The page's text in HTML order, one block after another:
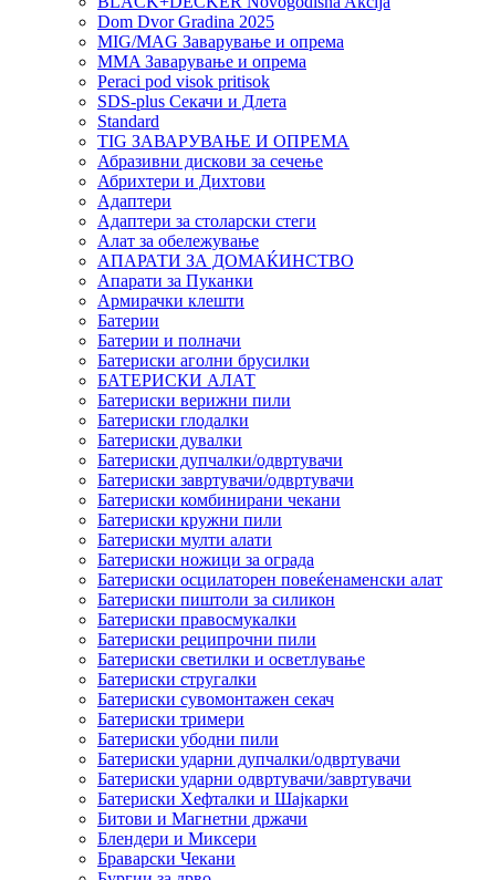
Dom Dvor Gradina 2025
MIG/MAG Заварување и опрема
MMA Заварување и опрема
Peraci pod visok pritisok
SDS-plus Секачи и Длета
Standard
TIG ЗАВАРУВАЊЕ И ОПРЕМА
Абразивни дискови за сечење
Абрихтери и Дихтови
Адаптери
Адаптери за столарски стеги
Алат за обележување
АПАРАТИ ЗА ДОМАЌИНСТВО
Апарати за Пуканки
Армирачки клешти
Батерии
Батерии и полначи
Батериски аголни брусилки
БАТЕРИСКИ АЛАТ
Батериски верижни пили
Батериски глодалки
Батериски дувалки
Батериски дупчалки/одвртувачи
Батериски завртувачи/одвртувачи
Батериски комбинирани чекани
Батериски кружни пили
Батериски мулти алати
Батериски ножици за ограда
Батериски осцилаторен повеќенаменски алат
Батериски пиштоли за силикон
Батериски правосмукалки
Батериски реципрочни пили
Батериски светилки и осветлување
Батериски стругалки
Батериски сувомонтажен секач
Батериски тримери
Батериски убодни пили
Батериски ударни дупчалки/одвртувачи
Батериски ударни одвртувачи/завртувачи
Батериски Хефталки и Шајкарки
Битови и Магнетни држачи
Блендери и Миксери
Браварски Чекани